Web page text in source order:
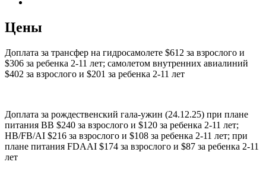
Цены
Доплата за трансфер на гидросамолете $612 за взрослого и
$306 за ребенка 2-11 лет; самолетом внутренних авиалиний
$402 за взрослого и $201 за ребенка 2-11 лет
Доплата за рождественский гала-ужин (24.12.25) при плане
питания ВВ $240 за взрослого и $120 за ребенка 2-11 лет;
НВ/FВ/AI $216 за взрослого и $108 за ребенка 2-11 лет; при
плане питания FDAAI $174 за взрослого и $87 за ребенка 2-11
лет